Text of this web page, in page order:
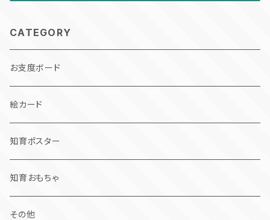
CATEGORY
お支度ボード
絵カード
知育ポスター
知育おもちゃ
その他